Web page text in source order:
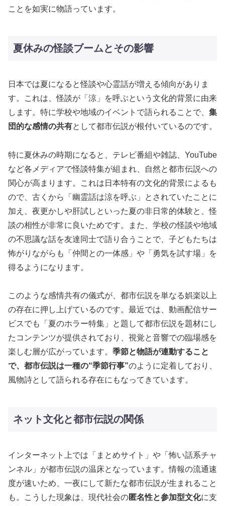
ことを如実に物語っています。
夏休みの怪談ブームとその影響
日本では夏になると怪談や心霊話が増える傾向がありま
す。これは、怪談が「涼」を呼ぶという文化的背景に由来
します。特に学校や地域のイベントで語られることで、 集
団的な感情の共有として都市伝説が根付いているのです。
特に夏休みの時期になると、テレビ番組や雑誌、YouTube
など各メディアで怪談特集が組まれ、自然と都市伝説への
関心が高まります。これは日本特有の文化的背景によるも
ので、古くから「幽霊話は涼を呼ぶ」とされていたことに
加え、夜更かしや肝試しといった夏の非日常的体験と、怪
談の相性が非常に良いためです。また、学校の怪談や地域
の不思議な話を友達同士で語り合うことで、子どもたちは
怖がりながらも「仲間との一体感」や「勇気を試す場」を
得るようになります。
このような感情共有の儀式が、都市伝説を単なる娯楽以上
の存在に押し上げているのです。最近では、動画配信サー
ビスでも「夏のホラー特集」と題して都市伝説を題材にし
たコンテンツが提供されており、視覚と音響での臨場感を
楽しむ層が広がっています。 季節と物語が連動すること
で、都市伝説は一種の“季節行事”のように定着しており、
風物詩として語られる存在にもなってきています。
ネット文化と都市伝説の関係
インターネット上では「まとめサイト」や「怖い話系チャ
ンネル」が都市伝説の温床となっています。情報の流通速
度が速いため、一夜にして新たな都市伝説が生まれること
も。こうした現象は、現代社会の匿名性と参加型文化に支